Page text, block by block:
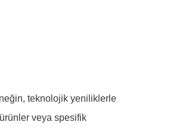
teknolojik yeniliklerle
veya spesifik